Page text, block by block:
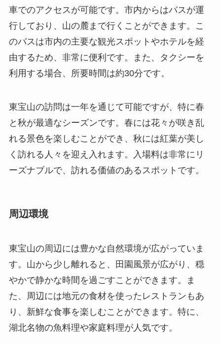
車でのアクセスが可能です。市内からはバスが運
行しており、山の麓まで行くことができます。こ
のバスは市内の主要な観光スポットやホテルを経
由するため、非常に便利です。また、タクシーを
利用する場合、所要時間は約30分です。
東宝山の訪問は一年を通じて可能ですが、特に春
と秋が最適なシーズンです。春には花々が咲き乱
れる景色を楽しむことができ、秋には紅葉が美し
く訪れる人々を迎え入れます。入場料は非常にリ
ーズナブルで、訪れる価値のあるスポットです。
周辺環境
東宝山の周辺には豊かな自然環境が広がっていま
す。山から少し離れると、田園風景が広がり、穏
やかで静かな時間を過ごすことができます。ま
た、周辺には地元の食材を使ったレストランもあ
り、新鮮な食事を楽しむことができます。特に、
湖北名物の魚料理や家庭料理が人気です。